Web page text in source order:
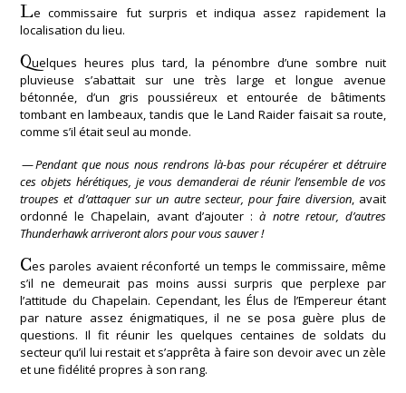
Le commissaire fut surpris et indiqua assez rapidement la
localisation du lieu.
Quelques heures plus tard, la pénombre d’une sombre nuit
pluvieuse s’abattait sur une très large et longue avenue
bétonnée, d’un gris poussiéreux et entourée de bâtiments
tombant en lambeaux, tandis que le Land Raider faisait sa route,
comme s’il était seul au monde.
—Pendant que nous nous rendrons là-bas pour récupérer et détruire
ces objets hérétiques, je vous demanderai de réunir l’ensemble de vos
troupes et d’attaquer sur un autre secteur, pour faire diversion, avait
ordonné le Chapelain, avant d’ajouter :à notre retour, d’autres
Thunderhawk arriveront alors pour vous sauver !
Ces paroles avaient réconforté un temps le commissaire, même
s’il ne demeurait pas moins aussi surpris que perplexe par
l’attitude du Chapelain. Cependant, les Élus de l’Empereur étant
par nature assez énigmatiques, il ne se posa guère plus de
questions. Il fit réunir les quelques centaines de soldats du
secteur qu’il lui restait et s’apprêta à faire son devoir avec un zèle
et une fidélité propres à son rang.